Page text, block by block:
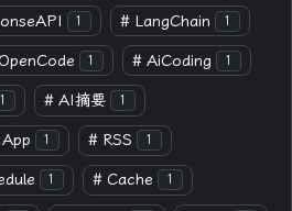
1 # LangChain 1
1 # AiCoding 1
1 # AI摘要 1
App 1 # RSS 1
1 # Cache 1